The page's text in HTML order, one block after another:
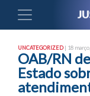
UNCATEGORIZED| 18
OAB/RN
Estado